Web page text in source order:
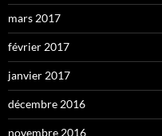
mars 2017
février 2017
janvier 2017
décembre 2016
novembre 2016